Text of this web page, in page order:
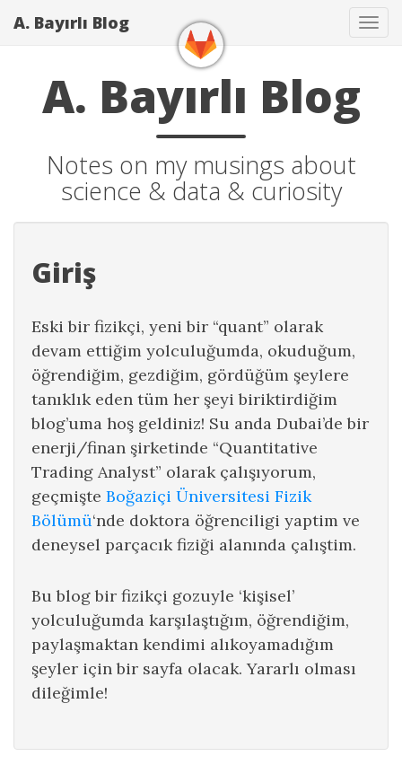
A. Bayırlı Blog
A. Bayırlı Blog
Notes on my musings about
science & data & curiosity
Giriş
Eski bir fizikçi, yeni bir “quant” olarak
devam ettiğim yolculuğumda, okuduğum,
öğrendiğim, gezdiğim, gördüğüm şeylere
tanıklık eden tüm her şeyi biriktirdiğim
blog’uma hoş geldiniz! Su anda Dubai’de bir
enerji/finan şirketinde “Quantitative
Trading Analyst” olarak çalışıyorum,
geçmişte Boğaziçi Üniversitesi Fizik
Bölümü‘nde doktora öğrenciligi yaptim ve
deneysel parçacık fiziği alanında çalıştim.
Bu blog bir fizikçi gozuyle ‘kişisel’
yolculuğumda karşılaştığım, öğrendiğim,
paylaşmaktan kendimi alıkoyamadığım
şeyler için bir sayfa olacak. Yararlı olması
dileğimle!